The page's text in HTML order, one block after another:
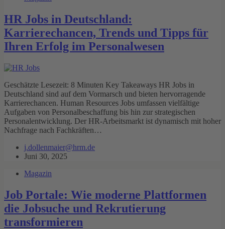
HR Jobs in Deutschland:
Karrierechancen, Trends und Tipps für
Ihren Erfolg im Personalwesen
Geschätzte Lesezeit: 8 Minuten Key Takeaways HR Jobs in
Deutschland sind auf dem Vormarsch und bieten hervorragende
Karrierechancen. Human Resources Jobs umfassen vielfältige
Aufgaben von Personalbeschaffung bis hin zur strategischen
Personalentwicklung. Der HR-Arbeitsmarkt ist dynamisch mit hoher
Nachfrage nach Fachkräften…
j.dollenmaier@hrm.de
Juni 30, 2025
Magazin
Job Portale: Wie moderne Plattformen
die Jobsuche und Rekrutierung
transformieren